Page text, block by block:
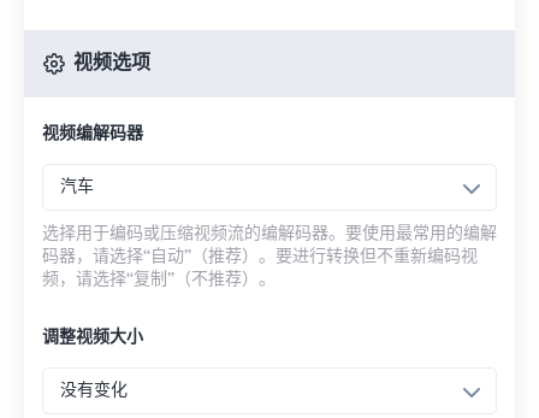
视频选项
视频编解码器
汽车
选择用于编码或压缩视频流的编解码器。要使用最常用的编解
码器，请选择“自动”（推荐）。要进行转换但不重新编码视
频，请选择“复制”（不推荐）。
调整视频大小
没有变化